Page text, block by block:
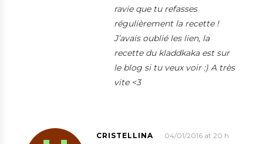
ravie que tu refasses
régulièrement la recette !
J’avais oublié les lien, la
recette du kladdkaka est sur
le blog si tu veux voir :) A très
vite <3
CRISTELLINA
04/01/2016 at 20 h